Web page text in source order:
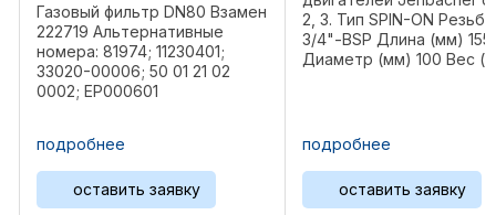
2, 3. Тип SPIN-ON Резьба
3/4"-BSP Длина (мм) 155
Диаметр (мм) 100 Вес (кг) ...
подробнее
оставить заявку
Фильтр масляный
225125 Предназначена
газопоршневых
Jenbacher 2, 3 серий
1/8-16 UN Вес 1,29 ...
подробнее
оставить заявку